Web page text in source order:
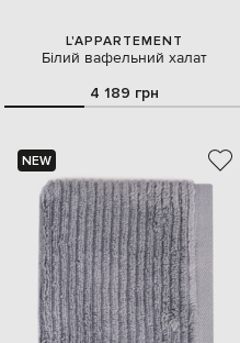
L'APPARTEMENT
Білий вафельний халат
4 189 грн
NEW